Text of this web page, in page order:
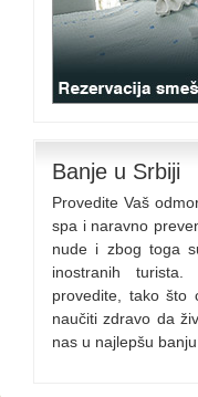
Banje u Srbiji
Provedite Vaš
spa i naravno
nude i zbog toga
inostranih
provedite, tako što
naučiti zdravo da
nas u najlepšu